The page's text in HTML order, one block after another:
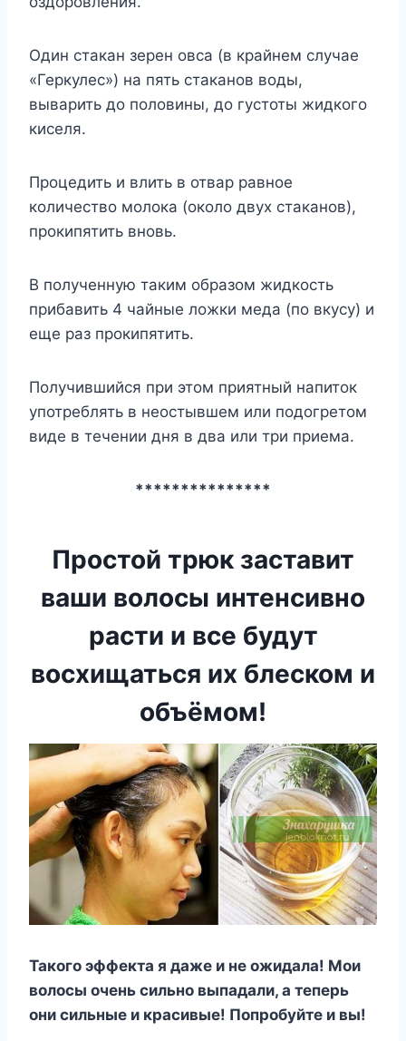
Один стакан зерен овса (в крайнем случае
«Геркулес») на пять стаканов воды,
выварить до половины, до густоты жидкого
киселя.
Процедить и влить в отвар равное
количество молока (около двух стаканов),
прокипятить вновь.
В полученную таким образом жидкость
прибавить 4 чайные ложки меда (по вкусу) и
еще раз прокипятить.
Получившийся при этом приятный напиток
употреблять в неостывшем или подогретом
виде в течении дня в два или три приема.
***************
Простой трюк заставит
ваши волосы интенсивно
расти и все будут
восхищаться их блеском и
объёмом!
Такого эффекта я даже и не ожидала! Мои
волосы очень сильно выпадали, а теперь
они сильные и красивые! Попробуйте и вы!